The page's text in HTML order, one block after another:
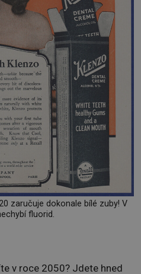
zaručuje dokonale bílé zuby! V
fluorid.
v roce 2050? Jdete hned